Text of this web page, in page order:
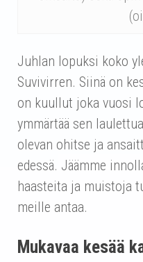
Juhlan lopuksi koko
Suvivirren. Siinä on
on kuullut joka vuosi
ymmärtää sen
olevan ohitse ja
edessä. Jäämme
haasteita ja muistoja
meille antaa.
Mukavaa kesää